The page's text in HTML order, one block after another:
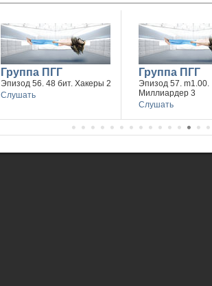
Группа ПГГ
Эпизод 56. 48 бит. Хакеры 2
Слушать
Группа ПГГ
Эпизод 57. m1.00.
Миллиардер 3
Слушать